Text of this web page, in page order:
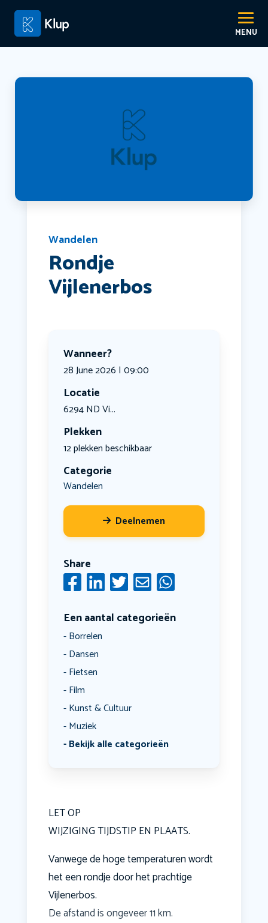
Wandelen
Rondje
Vijlenerbos
Wanneer?
28 June 2026 | 09:00
Locatie
6294 ND Vi...
Plekken
12 plekken beschikbaar
Categorie
Wandelen
Deelnemen
Share
Een aantal categorieën
Borrelen
Dansen
Fietsen
Film
Kunst & Cultuur
Muziek
Bekijk alle categorieën
LET OP
WIJZIGING TIJDSTIP EN PLAATS.
Vanwege de hoge temperaturen wordt
het een rondje door het prachtige
Vijlenerbos.
De afstand is ongeveer 11 km.